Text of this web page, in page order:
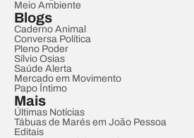
Meio Ambiente
Blogs
Caderno Animal
Conversa Política
Pleno Poder
Sílvio Osias
Saúde Alerta
Mercado em Movimento
Papo Íntimo
Mais
Últimas Notícias
Tábuas de Marés em João Pessoa
Editais